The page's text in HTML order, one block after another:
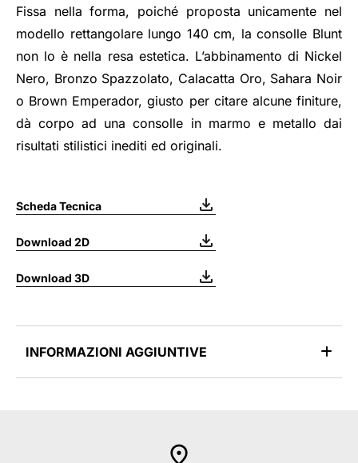
Fissa nella forma, poiché proposta unicamente nel
modello rettangolare lungo 140 cm, la consolle Blunt
non lo è nella resa estetica. L’abbinamento di Nickel
Nero, Bronzo Spazzolato, Calacatta Oro, Sahara Noir
o Brown Emperador, giusto per citare alcune finiture,
dà corpo ad una consolle in marmo e metallo dai
risultati stilistici inediti ed originali.
Scheda Tecnica
Download 2D
Download 3D
INFORMAZIONI AGGIUNTIVE